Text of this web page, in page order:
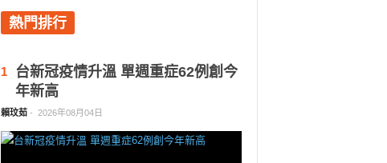
熱門排行
1
台新冠疫情升溫 單週重症62例創今
年新高
賴玟茹 - 2026年08月04日